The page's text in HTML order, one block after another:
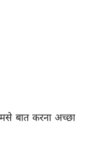
बात करना अच्छा